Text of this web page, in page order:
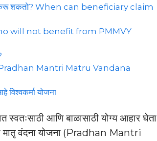
करू शकतो? When can beneficiary claim
Who will not benefit from PMMVY
is Pradhan Mantri Matru Vandana
योजना
स्वतःसाठी आणि बाळासाठी योग्य आहार घेता
मातृ वंदना योजना (Pradhan Mantri